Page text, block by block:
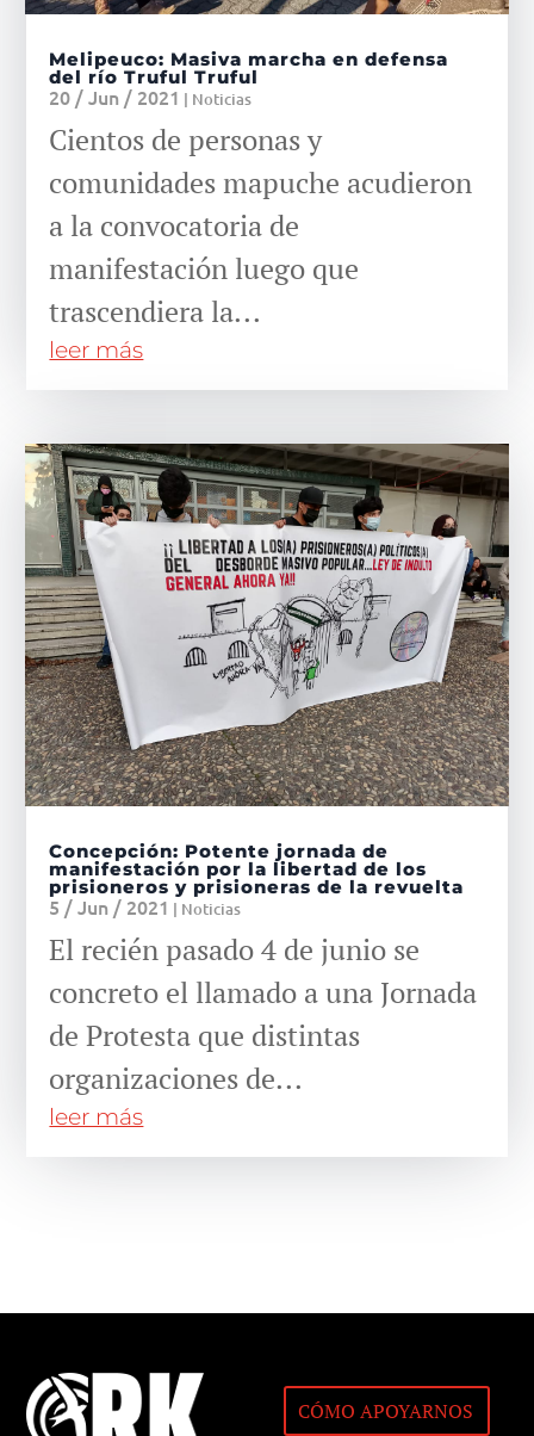
Melipeuco: Masiva marcha en defensa
del río Truful Truful
20 / Jun / 2021 | Noticias
Cientos de personas y
comunidades mapuche acudieron
a la convocatoria de
manifestación luego que
trascendiera la...
leer más
Concepción: Potente jornada de
manifestación por la libertad de los
prisioneros y prisioneras de la revuelta
5 / Jun / 2021 | Noticias
El recién pasado 4 de junio se
concreto el llamado a una Jornada
de Protesta que distintas
organizaciones de...
leer más
CÓMO APOYARNOS